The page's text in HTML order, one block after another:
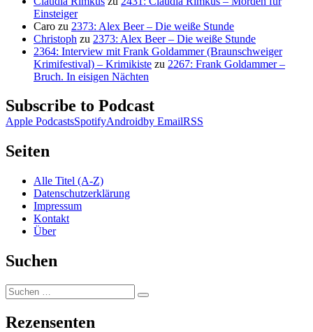
Einsteiger
Caro zu 2373: Alex Beer – Die weiße Stunde
Christoph zu 2373: Alex Beer – Die weiße Stunde
2364: Interview mit Frank Goldammer (Braunschweiger
Krimifestival) – Krimikiste zu 2267: Frank Goldammer –
Bruch. In eisigen Nächten
Subscribe to Podcast
Apple PodcastsSpotifyAndroidby EmailRSS
Seiten
Alle Titel (A-Z)
Datenschutzerklärung
Impressum
Kontakt
Über
Suchen
Suchen
nach:
Suchen
Rezensenten